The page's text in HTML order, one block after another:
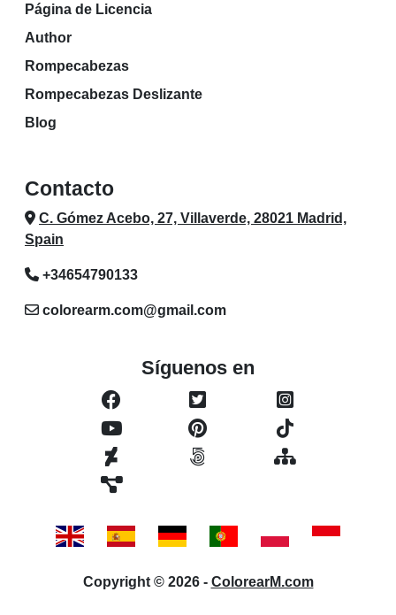
Página de Licencia
Author
Rompecabezas
Rompecabezas Deslizante
Blog
Contacto
C. Gómez Acebo, 27, Villaverde, 28021 Madrid,
Spain
+34654790133
colorearm.com@gmail.com
Síguenos en
Copyright © 2026 - ColorearM.com